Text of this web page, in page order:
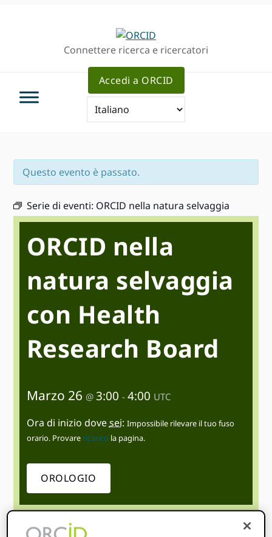
Connettere ricerca e ricercatori
Accedi a ORCID
Questo evento è passato.
Serie di eventi: ORCID nella natura selvaggia
ORCID nella
natura selvaggia
con Health
Research Board
Marzo 26 @ 3:00 - 4:00 UTC
Ora di inizio dovesei: Impossibile rilevare il tuo fuso
orario. Provare ricarico la pagina.
OROLOGIO